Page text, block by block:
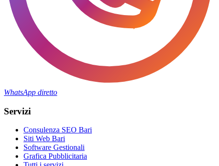
WhatsApp diretto
Servizi
Consulenza SEO Bari
Siti Web Bari
Software Gestionali
Grafica Pubblicitaria